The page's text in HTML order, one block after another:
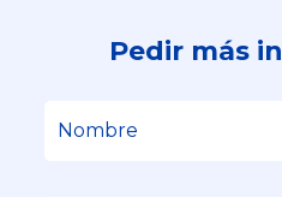
Pedir más